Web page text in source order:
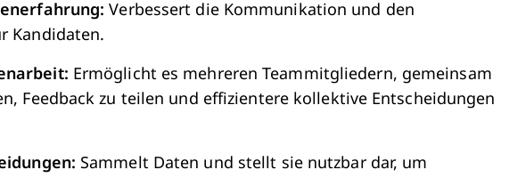
Verbessert die Kommunikation und den
Kandidaten.
Ermöglicht es mehreren Teammitgliedern, gemeinsam
Feedback zu teilen und effizientere kollektive Entscheidungen
Sammelt Daten und stellt sie nutzbar dar, um